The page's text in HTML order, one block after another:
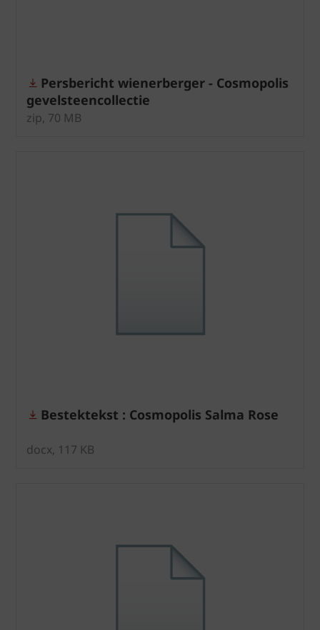
Persbericht wienerberger - Cosmopolis
gevelsteencollectie
zip, 70 MB
Bestektekst : Cosmopolis Salma Rose
docx, 117 KB